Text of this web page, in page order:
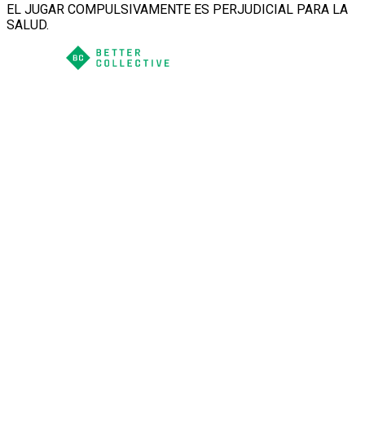
EL JUGAR COMPULSIVAMENTE ES PERJUDICIAL PARA LA
SALUD.